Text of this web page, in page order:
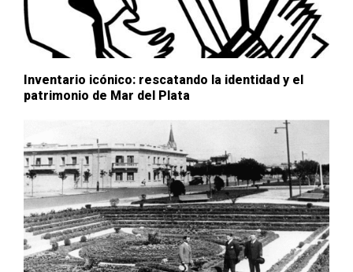
Inventario icónico: rescatando la identidad y el
patrimonio de Mar del Plata